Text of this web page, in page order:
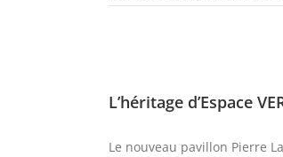
L’héritage d’Espace
Le nouveau pavillon Pierre